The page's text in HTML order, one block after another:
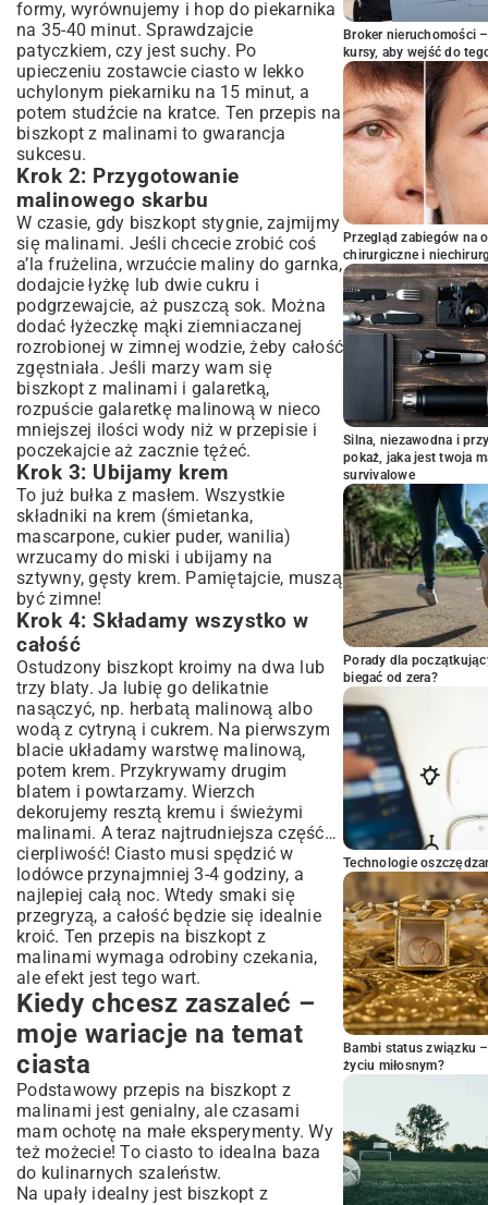
formy, wyrównujemy i hop do piekarnika
na 35-40 minut. Sprawdzajcie
patyczkiem, czy jest suchy. Po
upieczeniu zostawcie ciasto w lekko
uchylonym piekarniku na 15 minut, a
potem studźcie na kratce. Ten przepis na
biszkopt z malinami to gwarancja
sukcesu.
Krok 2: Przygotowanie
malinowego skarbu
W czasie, gdy biszkopt stygnie, zajmijmy
się malinami. Jeśli chcecie zrobić coś
a’la frużelina, wrzućcie maliny do garnka,
dodajcie łyżkę lub dwie cukru i
podgrzewajcie, aż puszczą sok. Można
dodać łyżeczkę mąki ziemniaczanej
rozrobionej w zimnej wodzie, żeby całość
zgęstniała. Jeśli marzy wam się
biszkopt z malinami i galaretką,
rozpuście galaretkę malinową w nieco
mniejszej ilości wody niż w przepisie i
poczekajcie aż zacznie tężeć.
Krok 3: Ubijamy krem
To już bułka z masłem. Wszystkie
składniki na krem (śmietanka,
mascarpone, cukier puder, wanilia)
wrzucamy do miski i ubijamy na
sztywny, gęsty krem. Pamiętajcie, muszą
być zimne!
Krok 4: Składamy wszystko w
całość
Ostudzony biszkopt kroimy na dwa lub
trzy blaty. Ja lubię go delikatnie
nasączyć, np. herbatą malinową albo
wodą z cytryną i cukrem. Na pierwszym
blacie układamy warstwę malinową,
potem krem. Przykrywamy drugim
blatem i powtarzamy. Wierzch
dekorujemy resztą kremu i świeżymi
malinami. A teraz najtrudniejsza część…
cierpliwość! Ciasto musi spędzić w
lodówce przynajmniej 3-4 godziny, a
najlepiej całą noc. Wtedy smaki się
przegryzą, a całość będzie się idealnie
kroić. Ten przepis na biszkopt z
malinami wymaga odrobiny czekania,
ale efekt jest tego wart.
Kiedy chcesz zaszaleć –
moje wariacje na temat
ciasta
Podstawowy przepis na biszkopt z
malinami jest genialny, ale czasami
mam ochotę na małe eksperymenty. Wy
też możecie! To ciasto to idealna baza
do kulinarnych szaleństw.
Na upały idealny jest biszkopt z
Broker nieruchomości
kursy, aby wejść do
Przegląd zabiegów na
chirurgiczne i
Silna, niezawodna i
pokaż, jaka jest twoja
survivalowe
Porady dla
biegać od zera?
Technologie
Bambi status związku
życiu miłosnym?